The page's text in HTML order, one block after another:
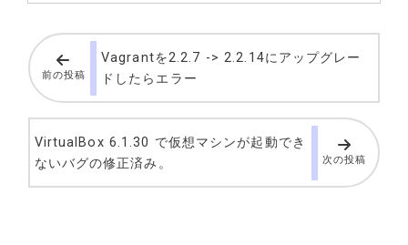
前の投稿
Vagrantを2.2.7 -> 2.2.14にアップグレー
ドしたらエラー
VirtualBox 6.1.30 で仮想マシンが起動でき
ないバグの修正済み。
次の投稿